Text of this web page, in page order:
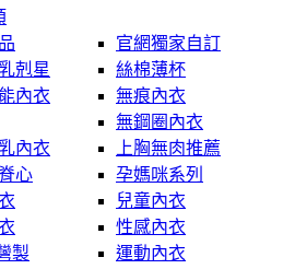
官網獨家自訂
剋星
絲棉薄杯
內衣
無痕內衣
無鋼圈內衣
內衣
上胸無肉推薦
心
孕媽咪系列
兒童內衣
性感內衣
製
運動內衣